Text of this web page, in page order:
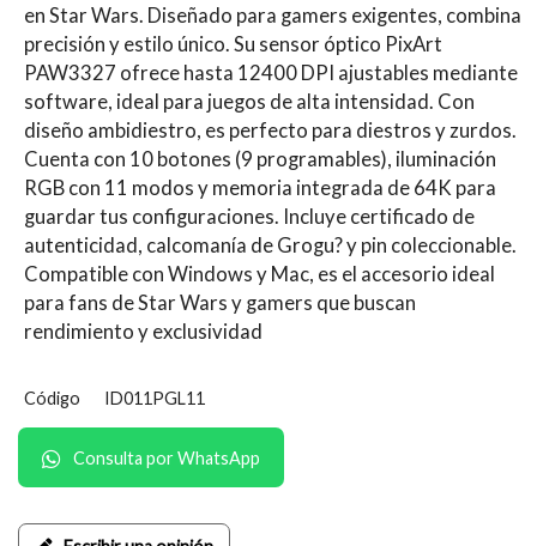
en Star Wars. Diseñado para gamers exigentes, combina
precisión y estilo único. Su sensor óptico PixArt
PAW3327 ofrece hasta 12400 DPI ajustables mediante
software, ideal para juegos de alta intensidad. Con
diseño ambidiestro, es perfecto para diestros y zurdos.
Cuenta con 10 botones (9 programables), iluminación
RGB con 11 modos y memoria integrada de 64K para
guardar tus configuraciones. Incluye certificado de
autenticidad, calcomanía de Grogu? y pin coleccionable.
Compatible con Windows y Mac, es el accesorio ideal
para fans de Star Wars y gamers que buscan
rendimiento y exclusividad
Código ID011PGL11
Consulta por WhatsApp